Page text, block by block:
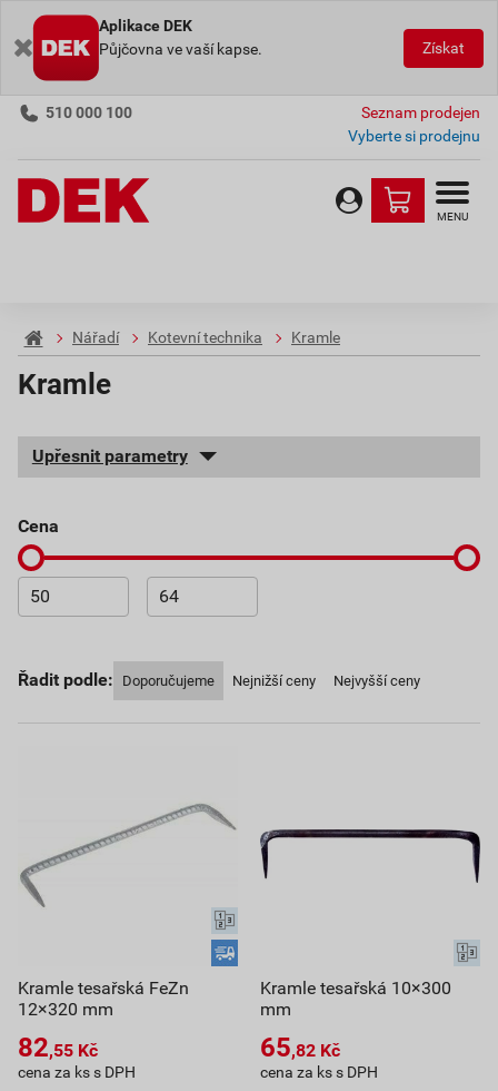
Aplikace DEK
Půjčovna ve vaší kapse.
Získat
510 000 100
Seznam prodejen
Vyberte si prodejnu
MENU
Nářadí Kotevní technika Kramle
Kramle
Upřesnit parametry
cena
Řadit podle: Doporučujeme Nejnižší ceny Nejvyšší ceny
Kramle tesařská FeZn
12×320 mm
82,55 Kč
cena za ks s DPH
Kramle tesařská 10×300
mm
65,82 Kč
cena za ks s DPH